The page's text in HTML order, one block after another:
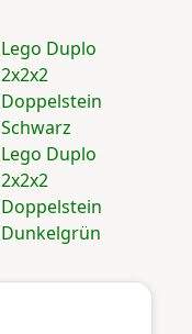
Lego Duplo
2x2x2
Doppelstein
Schwarz
Lego Duplo
2x2x2
Doppelstein
Dunkelgrün